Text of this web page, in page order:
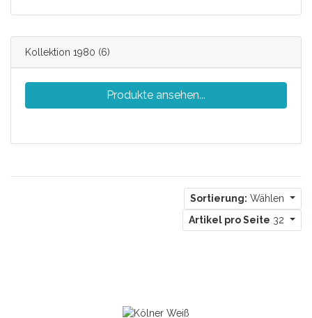
Kollektion 1980 (6)
Produkte ansehen...
Sortierung: Wählen
Artikel pro Seite 32